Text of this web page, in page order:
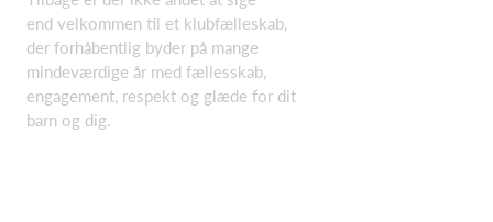
end velkommen til et klubfælleskab,
der forhåbentlig byder på mange
mindeværdige år med fællesskab,
engagement, respekt og glæde for dit
barn og dig.